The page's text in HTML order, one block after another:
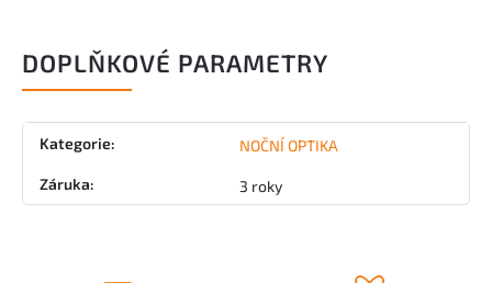
DOPLŇKOVÉ PARAMETRY
Kategorie: NOČNÍ OPTIKA
Záruka: 3 roky